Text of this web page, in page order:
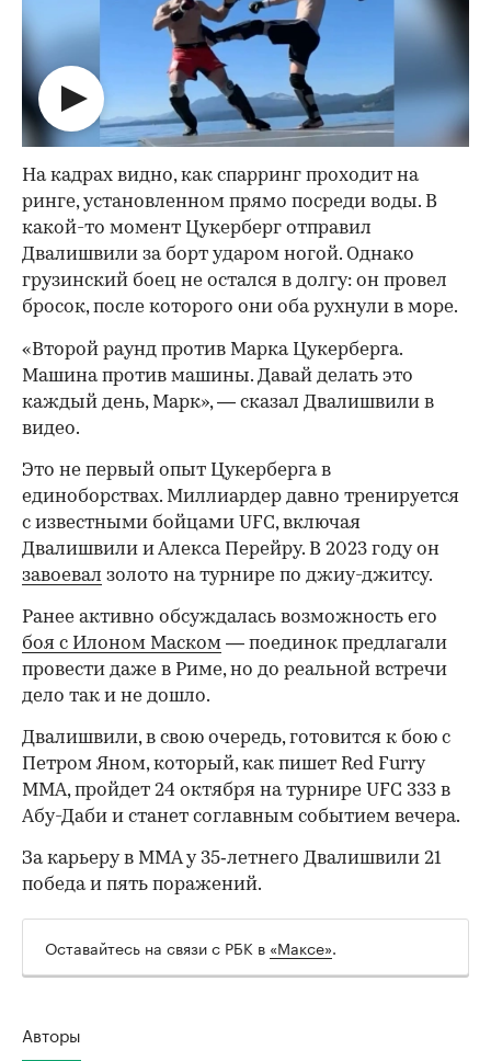
На кадрах видно, как спарринг проходит на
ринге, установленном прямо посреди воды. В
какой-то момент Цукерберг отправил
Двалишвили за борт ударом ногой. Однако
грузинский боец не остался в долгу: он провел
бросок, после которого они оба рухнули в море.
«Второй раунд против Марка Цукерберга.
Машина против машины. Давай делать это
каждый день, Марк», — сказал Двалишвили в
видео.
Это не первый опыт Цукерберга в
единоборствах. Миллиардер давно тренируется
с известными бойцами UFC, включая
Двалишвили и Алекса Перейру. В 2023 году он
завоевал золото на турнире по джиу-джитсу.
Ранее активно обсуждалась возможность его
боя с Илоном Маском — поединок предлагали
провести даже в Риме, но до реальной встречи
дело так и не дошло.
Двалишвили, в свою очередь, готовится к бою с
Петром Яном, который, как пишет Red Furry
MMA, пройдет 24 октября на турнире UFC 333 в
Абу-Даби и станет соглавным событием вечера.
За карьеру в ММА у 35‑летнего Двалишвили 21
победа и пять поражений.
Оставайтесь на связи с РБК в «Максе».
Авторы